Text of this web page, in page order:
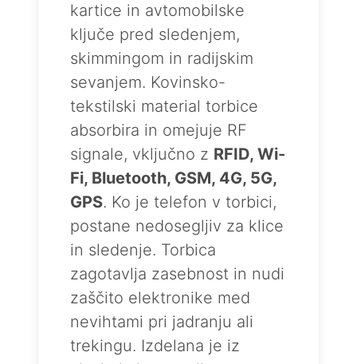
kartice in avtomobilske
ključe pred sledenjem,
skimmingom in radijskim
sevanjem. Kovinsko-
tekstilski material torbice
absorbira in omejuje RF
signale, vključno z RFID, Wi-
Fi, Bluetooth, GSM, 4G, 5G,
GPS. Ko je telefon v torbici,
postane nedosegljiv za klice
in sledenje. Torbica
zagotavlja zasebnost in nudi
zaščito elektronike med
nevihtami pri jadranju ali
trekingu. Izdelana je iz